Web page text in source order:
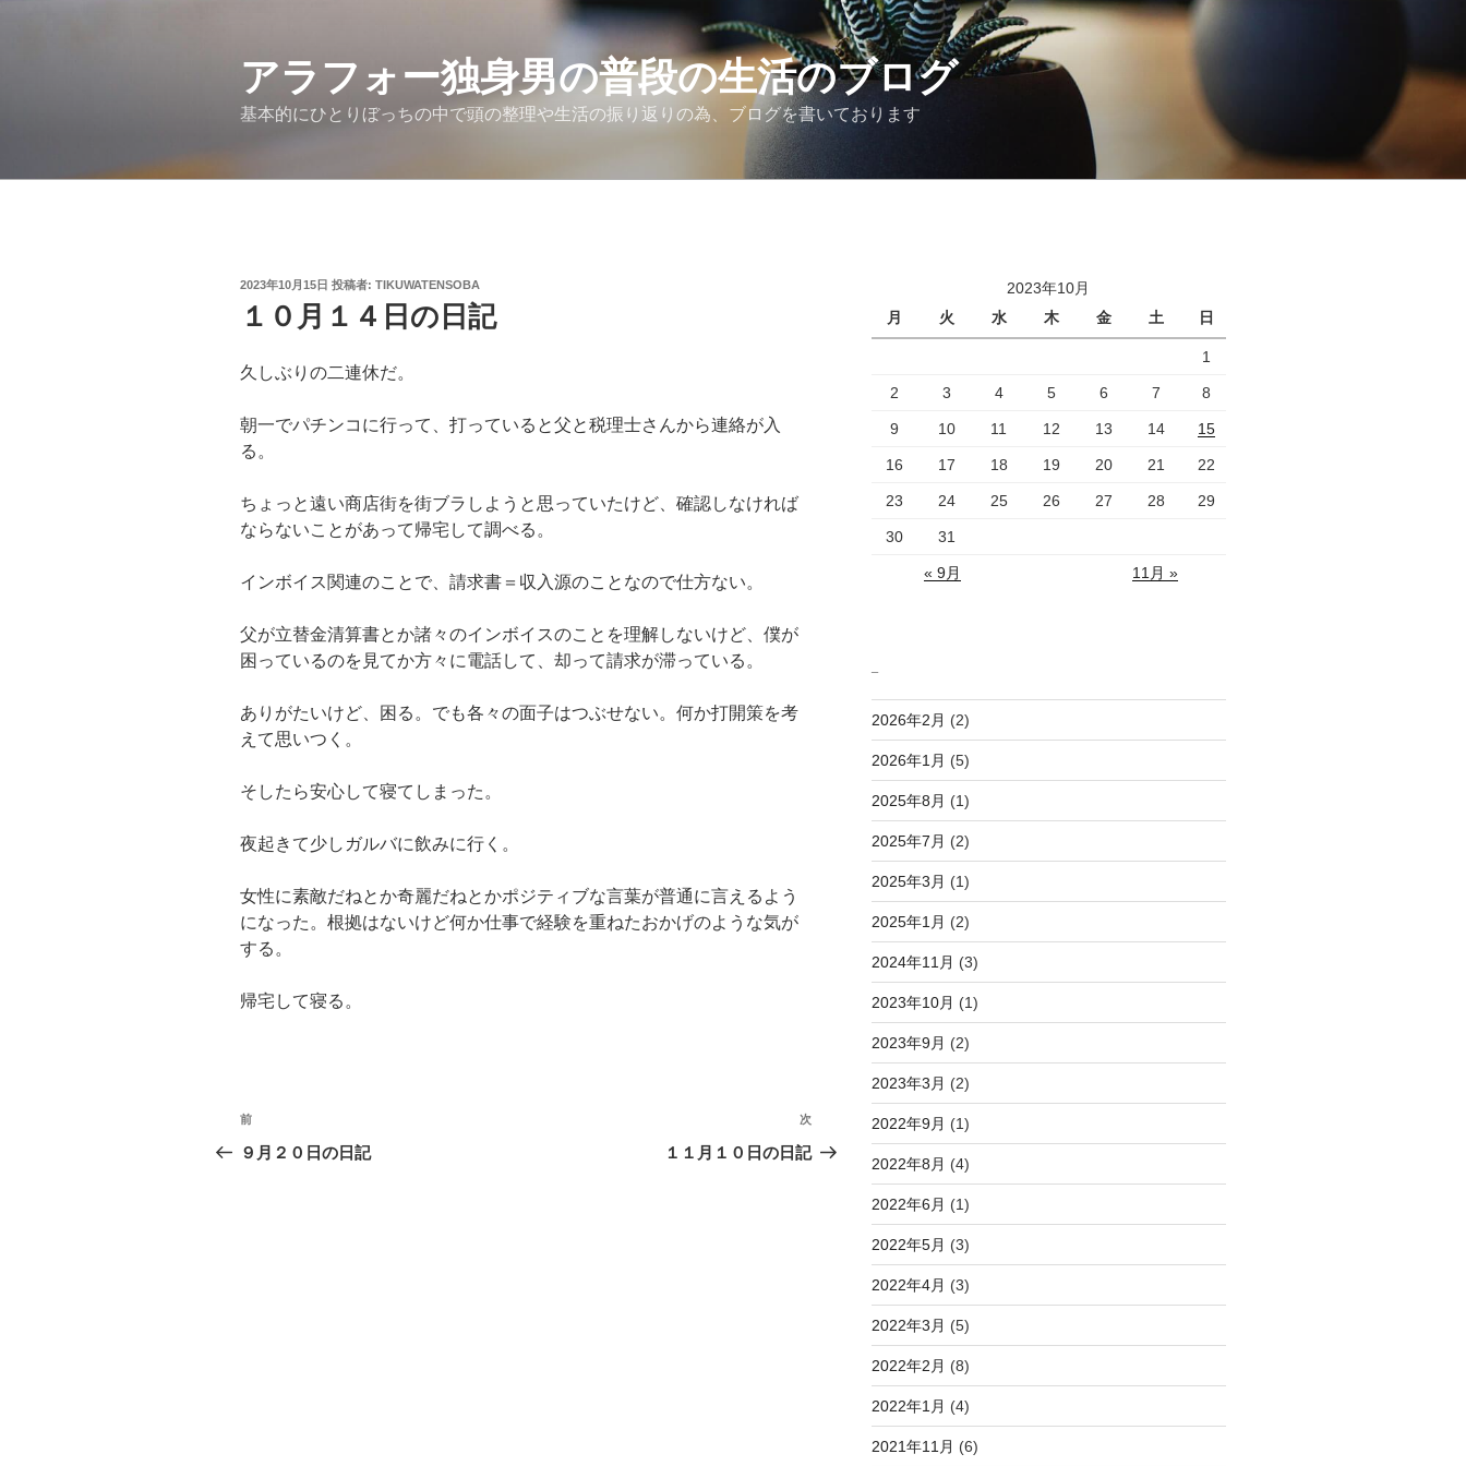
アラフォー独身男の普段の生活のブログ
基本的にひとりぼっちの中で頭の整理や生活の振り返りの為、ブログを書いております
投
2023年10月15日 投稿者: TIKUWATENSOBA
１０月１４日の日記
久しぶりの二連休だ。
朝一でパチンコに行って、打っていると父と税理士さんから連絡が入
る。
ちょっと遠い商店街を街ブラしようと思っていたけど、確認しなければ
ならないことがあって帰宅して調べる。
インボイス関連のことで、請求書＝収入源のことなので仕方ない。
父が立替金清算書とか諸々のインボイスのことを理解しないけど、僕が
困っているのを見てか方々に電話して、却って請求が滞っている。
ありがたいけど、困る。でも各々の面子はつぶせない。何か打開策を考
えて思いつく。
そしたら安心して寝てしまった。
夜起きて少しガルバに飲みに行く。
女性に素敵だねとか奇麗だねとかポジティブな言葉が普通に言えるよう
になった。根拠はないけど何か仕事で経験を重ねたおかげのような気が
する。
帰宅して寝る。
投
稿
過
去
前
９月２０日の日記
の
次
１１月１０日の日記
2023年10月
月
火 水 木 金 土 日
1
2 3 4 5 6 7 8
9 10 11 12 13 14 15
16 17 18 19 20 21 22
23 24 25 26 27 28 29
30 31
« 9月 11月 »
2026年2月 (2)
2026年1月 (5)
2025年8月 (1)
2025年7月 (2)
2025年3月 (1)
2025年1月 (2)
2024年11月 (3)
2023年10月 (1)
2023年9月 (2)
2023年3月 (2)
2022年9月 (1)
2022年8月 (4)
2022年6月 (1)
2022年5月 (3)
2022年4月 (3)
2022年3月 (5)
2022年2月 (8)
2022年1月 (4)
2021年11月 (6)